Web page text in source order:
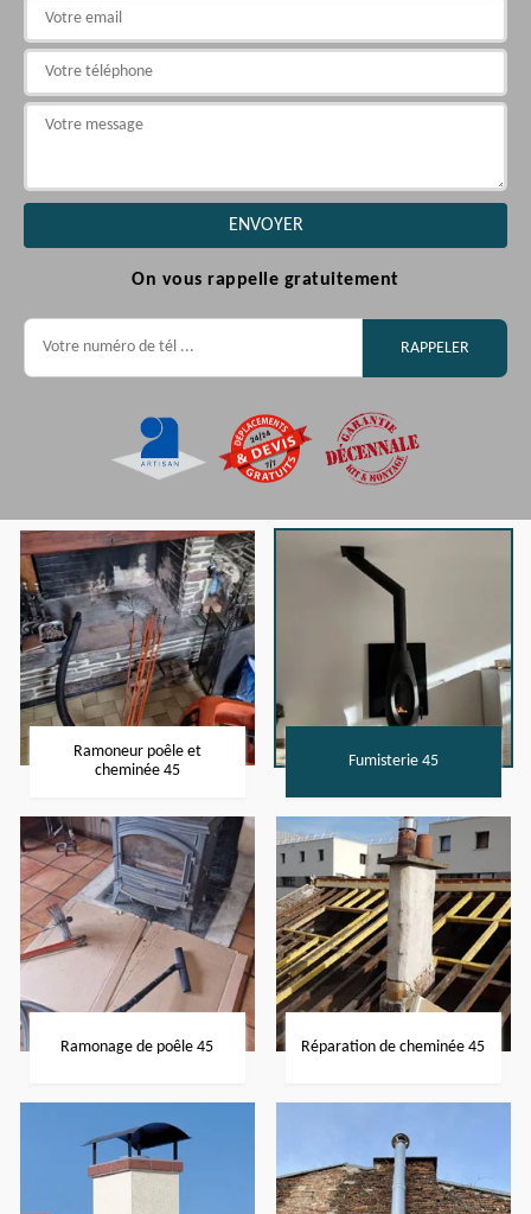
On vous rappelle gratuitement
Ramoneur poêle et
cheminée 45
Fumisterie 45
Ramonage de poêle 45 Réparation de cheminée 45